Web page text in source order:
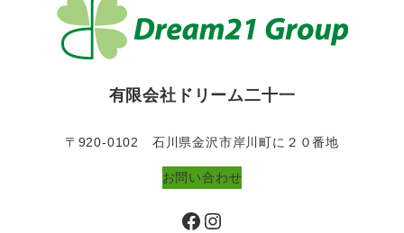
有限会社ドリーム二十一
〒920-0102 石川県金沢市岸川町に２０番地
お問い合わせ
Facebook Instagram